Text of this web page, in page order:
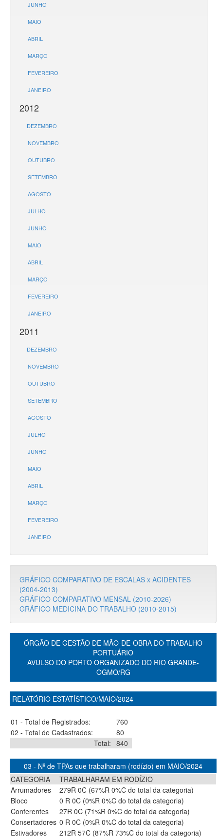
JUNHO
MAIO
ABRIL
MARÇO
FEVEREIRO
JANEIRO
2012
DEZEMBRO
NOVEMBRO
OUTUBRO
SETEMBRO
AGOSTO
JULHO
JUNHO
MAIO
ABRIL
MARÇO
FEVEREIRO
JANEIRO
2011
DEZEMBRO
NOVEMBRO
OUTUBRO
SETEMBRO
AGOSTO
JULHO
JUNHO
MAIO
ABRIL
MARÇO
FEVEREIRO
JANEIRO
GRÁFICO COMPARATIVO DE ESCALAS x ACIDENTES
(2004-2013)
GRÁFICO COMPARATIVO MENSAL (2010-2026)
GRÁFICO MEDICINA DO TRABALHO (2010-2015)
ÓRGÃO DE GESTÃO DE MÃO-DE-OBRA DO TRABALHO
PORTUÁRIO
AVULSO DO PORTO ORGANIZADO DO RIO GRANDE-
OGMO/RG
RELATÓRIO ESTATÍSTICO/MAIO/2024
01 - Total de Registrados:
760
02 - Total de Cadastrados:
80
Total: 840
03 - Nº de TPAs que trabalharam (rodízio) em MAIO/2024
CATEGORIA
TRABALHARAM EM RODÍZIO
Arrumadores
279R 0C (67%R 0%C do total da categoria)
Bloco
0 R 0C (0%R 0%C do total da categoria)
Conferentes
27R 0C (71%R 0%C do total da categoria)
Consertadores 0 R 0C (0%R 0%C do total da categoria)
Estivadores
212R 57C (87%R 73%C do total da categoria)